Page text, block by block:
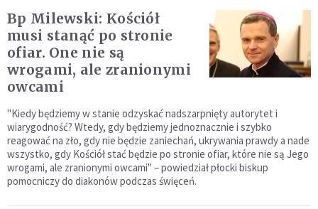
Bp Milewski: Kościół
musi stanąć po stronie
ofiar. One nie są
wrogami, ale zranionymi
owcami
"Kiedy będziemy w stanie odzyskać nadszarpnięty autorytet i
wiarygodność? Wtedy, gdy będziemy jednoznacznie i szybko
reagować na zło, gdy nie będzie zaniechań, ukrywania prawdy a nade
wszystko, gdy Kościół stać będzie po stronie ofiar, które nie są Jego
wrogami, ale zranionymi owcami" – powiedział płocki biskup
pomocniczy do diakonów podczas święceń.